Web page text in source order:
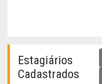
Estagiários
Cadastrados